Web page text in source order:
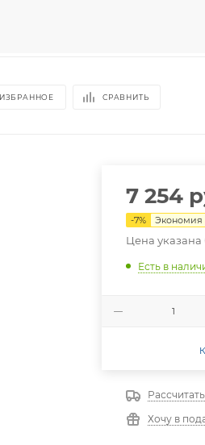
СРАВНИТЬ
7 254
-7% Экономия
Цена указана
Есть в
Хочу в